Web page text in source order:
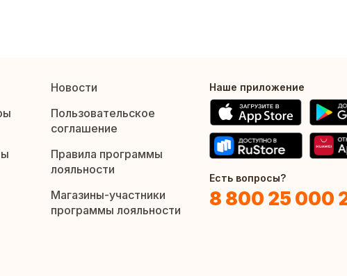
Новости
Пользовательское
соглашение
Правила программы
лояльности
Магазины-участники
программы лояльности
Наше приложение
Есть вопросы?
8 800 25 000